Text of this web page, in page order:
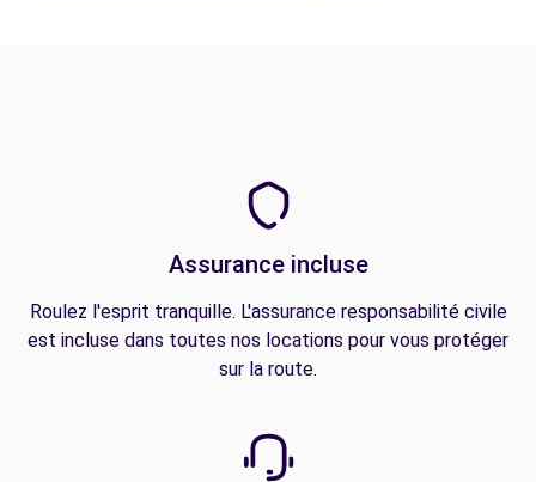
Assurance incluse
Roulez l'esprit tranquille. L'assurance responsabilité civile
est incluse dans toutes nos locations pour vous protéger
sur la route.